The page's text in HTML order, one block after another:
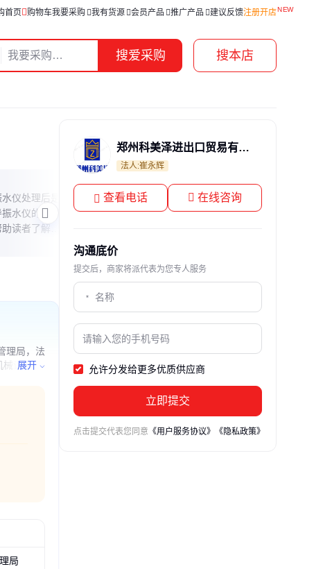
首页 购物车我要采购 我有货源 会员产品 推广产品 建议反馈注册开店
搜爱采购 搜本店
仪处理后是
水仪的工作
读者了解其
自来水中阴离子检测洗脱液浓度
本文解析自来水中阴离子检测时洗脱液和
淋洗液的常见浓度范围，解释其作用原理
键环节。
理局，法
械设备、
展开
局
郑州科美泽进出口贸易有限公司
法人:崔永辉
查看电话 在线咨询
沟通底价
提交后，商家将派代表为您专人服务
允许分发给更多优质供应商
立即提交
点击提交代表您同意 《用户服务协议》 《隐私政策》